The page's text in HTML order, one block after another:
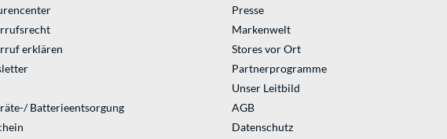
erklären
Batterieentsorgung
Presse
Markenwelt
Stores vor Ort
Partnerprogramme
Unser Leitbild
AGB
Datenschutz